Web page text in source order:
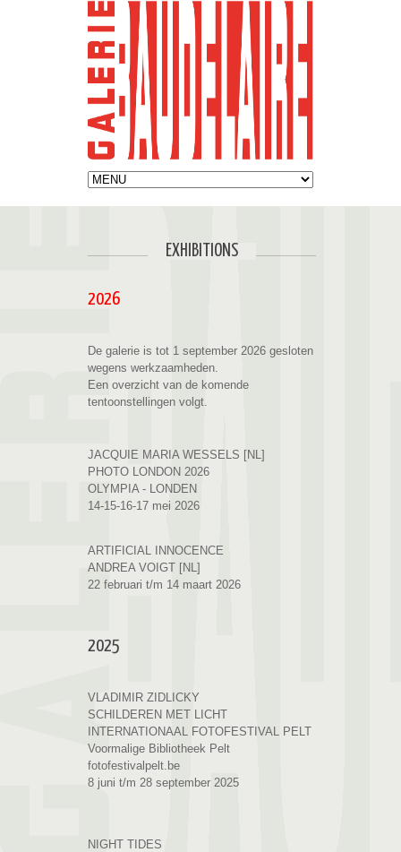
EXHIBITIONS
2026
De galerie is tot 1 september 2026 gesloten
wegens werkzaamheden.
Een overzicht van de komende
tentoonstellingen volgt.
JACQUIE MARIA WESSELS [NL]
PHOTO LONDON 2026
OLYMPIA - LONDEN
14-15-16-17 mei 2026
ARTIFICIAL INNOCENCE
ANDREA VOIGT [NL]
22 februari t/m 14 maart 2026
2025
VLADIMIR ZIDLICKY
SCHILDEREN MET LICHT
INTERNATIONAAL FOTOFESTIVAL PELT
Voormalige Bibliotheek Pelt
fotofestivalpelt.be
8 juni t/m 28 september 2025
NIGHT TIDES